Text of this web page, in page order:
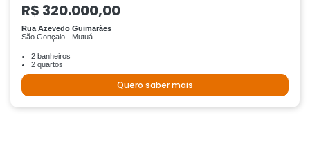
R$ 320.000,00
Rua Azevedo Guimarães
São Gonçalo - Mutuá
2 banheiros
2 quartos
Quero saber mais